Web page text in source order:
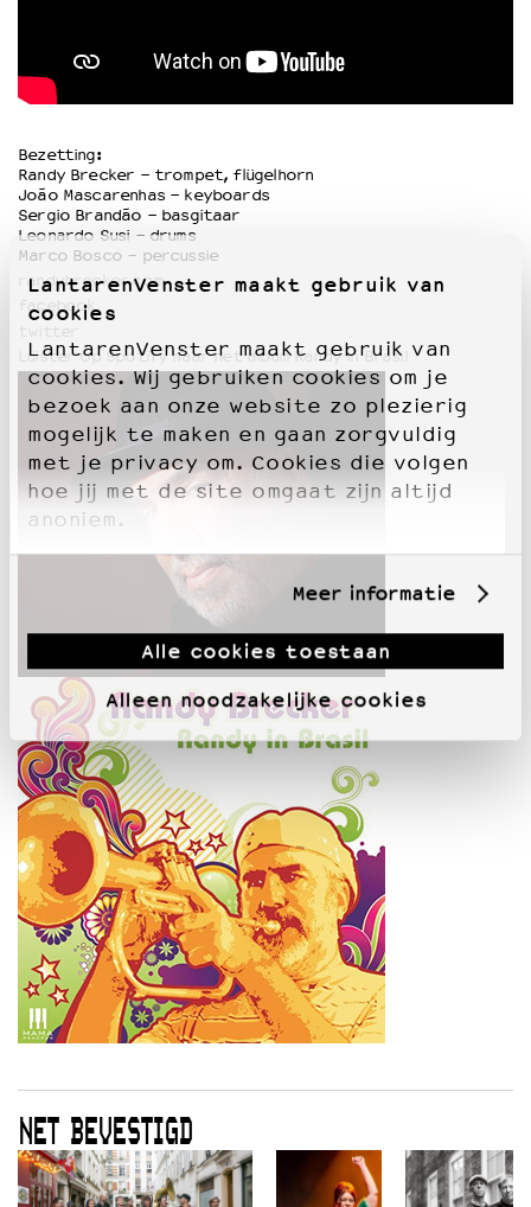
LantarenVenster maakt gebruik van
cookies
LantarenVenster maakt gebruik van
cookies. Wij gebruiken cookies om je
bezoek aan onze website zo plezierig
mogelijk te maken en gaan zorgvuldig
met je privacy om. Cookies die volgen
hoe jij met de site omgaat zijn altijd
anoniem.
Meer informatie
Alle cookies toestaan
Alleen noodzakelijke cookies
Bezetting:
Randy Brecker - trompet, flügelhorn
João Mascarenhas - keyboards
Sergio Brandão - basgitaar
Leonardo Susi - drums
Marco Bosco - percussie
randybrecker.com
facebook
twitter
Luister op Spotify naar het album Randy in Brasil
NET BEVESTIGD